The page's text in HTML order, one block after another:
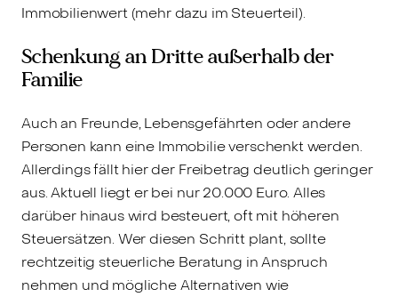
Immobilienwert (mehr dazu im Steuerteil).
Schenkung an Dritte außerhalb der
Familie
Auch an Freunde, Lebensgefährten oder andere
Personen kann eine Immobilie verschenkt werden.
Allerdings fällt hier der Freibetrag deutlich geringer
aus. Aktuell liegt er bei nur 20.000 Euro. Alles
darüber hinaus wird besteuert, oft mit höheren
Steuersätzen. Wer diesen Schritt plant, sollte
rechtzeitig steuerliche Beratung in Anspruch
nehmen und mögliche Alternativen wie